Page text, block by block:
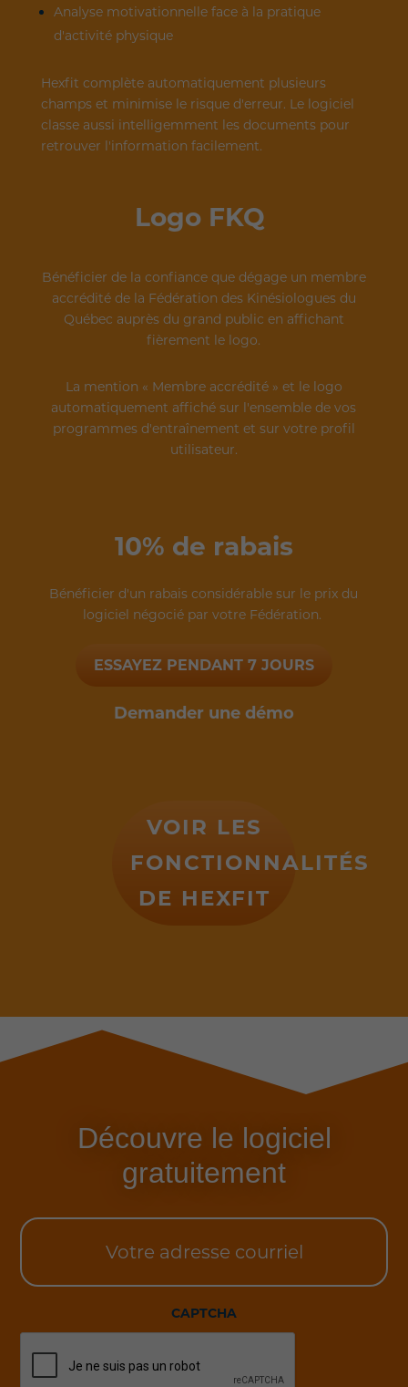
Analyse motivationnelle face à la pratique
d'activité physique
Hexfit complète automatiquement plusieurs
champs et minimise le risque d'erreur. Le logiciel
classe aussi intelligemment les documents pour
retrouver l'information facilement.
Logo FKQ
Bénéficier de la confiance que dégage un membre
accrédité de la Fédération des Kinésiologues du
Québec auprès du grand public en affichant
fièrement le logo.
La mention « Membre accrédité » et le logo
automatiquement affiché sur l'ensemble de vos
programmes d'entraînement et sur votre profil
utilisateur.
10% de rabais
Bénéficier d'un rabais considérable sur le prix du
logiciel négocié par votre Fédération.
ESSAYEZ PENDANT 7 JOURS
Demander une démo
VOIR LES
FONCTIONNALITÉS
DE HEXFIT
Découvre le logiciel
gratuitement
Votre
courriel
CAPTCHA